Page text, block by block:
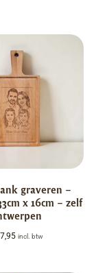
graveren –
x 16cm – zelf
incl. btw